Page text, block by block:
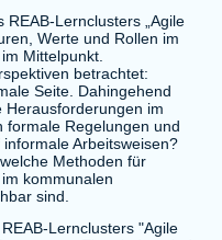
REAB-Lernclusters „Agile
Werte und Rollen im
Mittelpunkt.
betrachtet:
Seite. Dahingehend
Herausforderungen im
formale Regelungen und
Arbeitsweisen?
Methoden für
kommunalen
sind.
Lernclusters "Agile